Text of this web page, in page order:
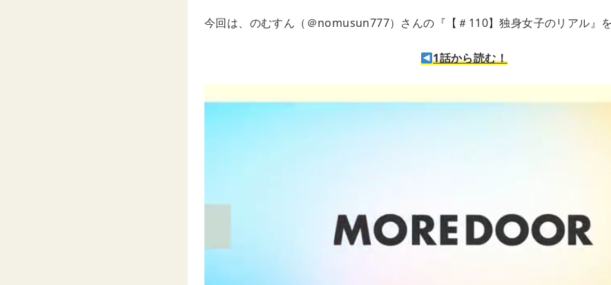
今回は、のむすん（＠nomusun777）さんの『【＃110】独身女子のリアル』
1話から読む！